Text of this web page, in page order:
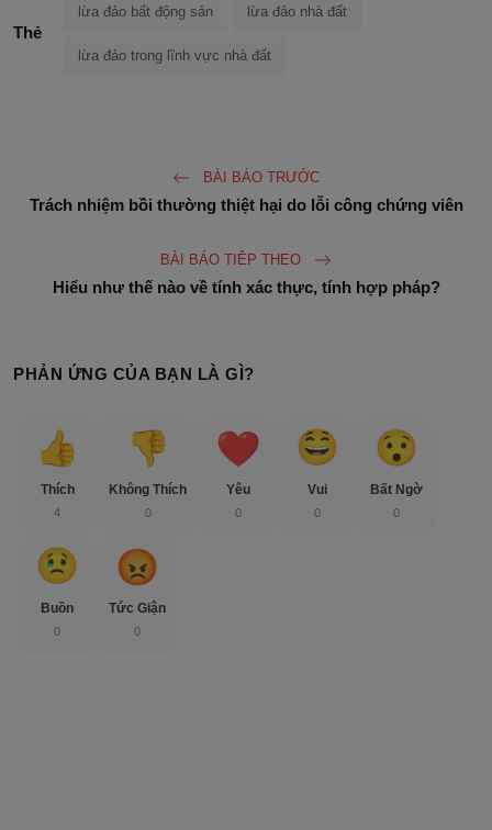
Thẻ
lừa đảo bất động sản lừa đảo nhà đất
lừa đảo trong lĩnh vực nhà đất
BÀI BÁO TRƯỚC
Trách nhiệm bồi thường thiệt hại do lỗi công chứng viên
BÀI BÁO TIÊP THEO
Hiểu như thế nào về tính xác thực, tính hợp pháp?
PHẢN ỨNG CỦA BẠN LÀ GÌ?
Thích
4
Không Thích
0
Yêu
0
Vui
0
Bất Ngờ
0
Buồn
0
Tức Giận
0